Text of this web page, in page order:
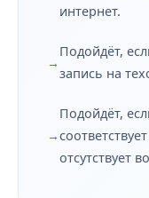
интернет.
Подойдёт,
запись на
Подойдёт,
отсутствует